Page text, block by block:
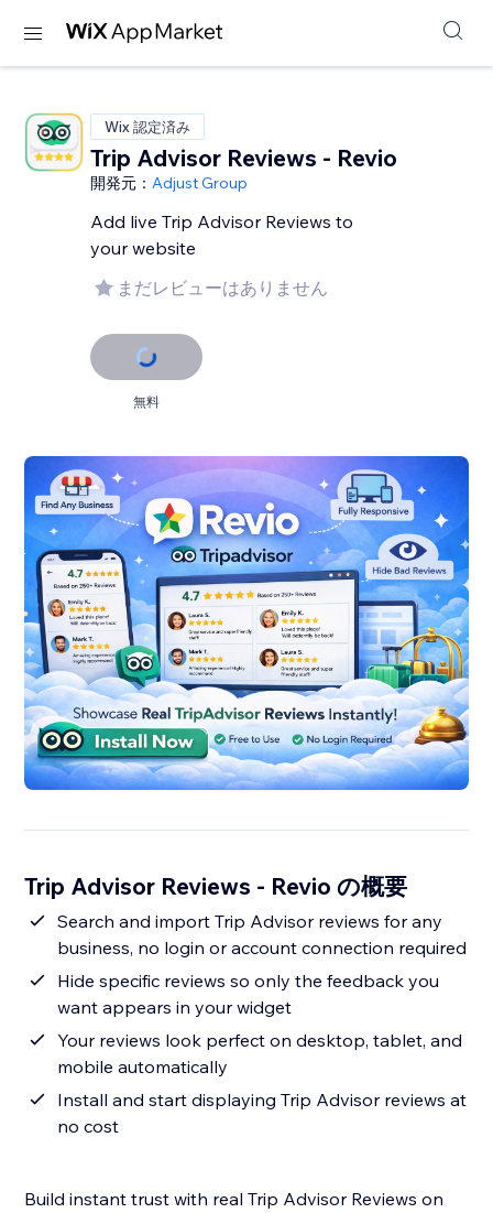
Wix 認定済み
Trip Advisor Reviews - Revio
開発元：Adjust Group
Add live Trip Advisor Reviews to
your website
まだレビューはありません
無料
Trip Advisor Reviews - Revio の概要
Search and import Trip Advisor reviews for any
business, no login or account connection required
Hide specific reviews so only the feedback you
want appears in your widget
Your reviews look perfect on desktop, tablet, and
mobile automatically
Install and start displaying Trip Advisor reviews at
no cost
Build instant trust with real Trip Advisor Reviews on